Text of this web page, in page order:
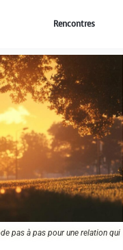
Rencontres
pas à pas pour une relation qui